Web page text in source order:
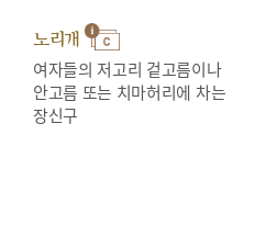
노리개
여자들의 저고리 겉고름이나
안고름 또는 치마허리에 차는
장신구